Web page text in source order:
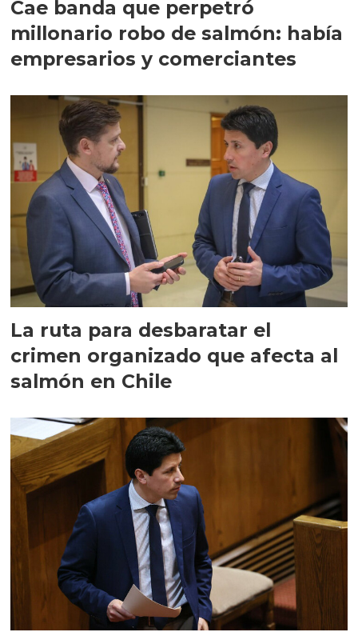
Cae banda que perpetró
millonario robo de salmón: había
empresarios y comerciantes
La ruta para desbaratar el
crimen organizado que afecta al
salmón en Chile